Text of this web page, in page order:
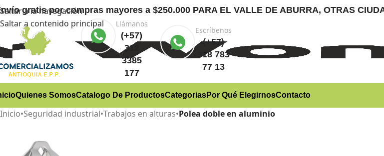
Saltar a la navegación
Saltar a contenido principal
gratispor compras mayores a $250.000 PARA EL VALLE DE ABURRA, OTRAS
Llámanos
(+57)
312
3385
177
Escríbenos
(+57)
318 783
77 13
Quienes SomosCatalogo De ProductosCategoriasPor Qué ElegirnosContacto
Inicio•Seguridad industrial•Trabajos en alturas•Polea doble en aluminio